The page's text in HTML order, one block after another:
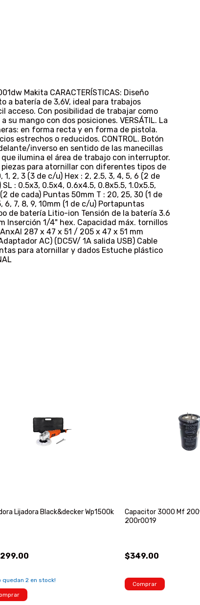
Makita CARACTERÍSTICAS: Diseño
a batería de 3,6V, ideal para trabajos
acceso. Con posibilidad de trabajar como
mango con dos posiciones. VERSÁTIL. La
en forma recta y en forma de pistola.
estrechos o reducidos. CONTROL. Botón
inverso en sentido de las manecillas
que ilumina el área de trabajo con interruptor.
para atornillar con diferentes tipos de
2, 3 (3 de c/u) Hex : 2, 2.5, 3, 4, 5, 6 (2 de
: 0.5x3, 0.5x4, 0.6x4.5, 0.8x5.5, 1.0x5.5,
de cada) Puntas 50mm T : 20, 25, 30 (1 de
6, 7, 8, 9, 10mm (1 de c/u) Portapuntas
de batería Litio-ion Tensión de la batería 3.6
Inserción 1/4" hex. Capacidad máx. tornillos
287 x 47 x 51 / 205 x 47 x 51 mm
AC) (DC5V/ 1A salida USB) Cable
para atornillar y dados Estuche plástico
Lijadora Black&decker Wp1500k
quedan 2 en stock!
Capacitor 3000 Mf
200r0019
$349.00
Comprar